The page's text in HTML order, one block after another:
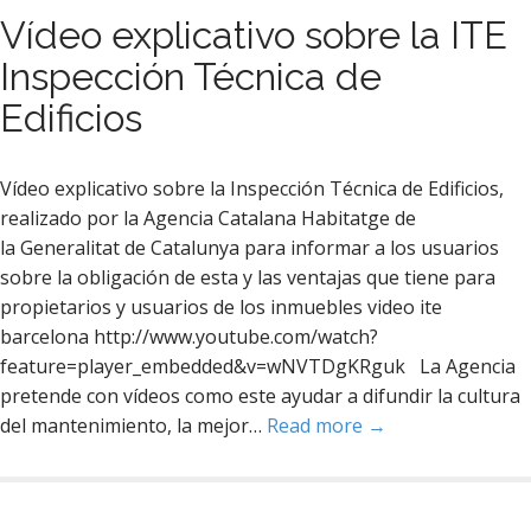
Vídeo explicativo sobre la ITE
Inspección Técnica de
Edificios
Vídeo explicativo sobre la Inspección Técnica de Edificios,
realizado por la Agencia Catalana Habitatge de
la Generalitat de Catalunya para informar a los usuarios
sobre la obligación de esta y las ventajas que tiene para
propietarios y usuarios de los inmuebles video ite
barcelona http://www.youtube.com/watch?
feature=player_embedded&v=wNVTDgKRguk La Agencia
pretende con vídeos como este ayudar a difundir la cultura
del mantenimiento, la mejor… Read more →